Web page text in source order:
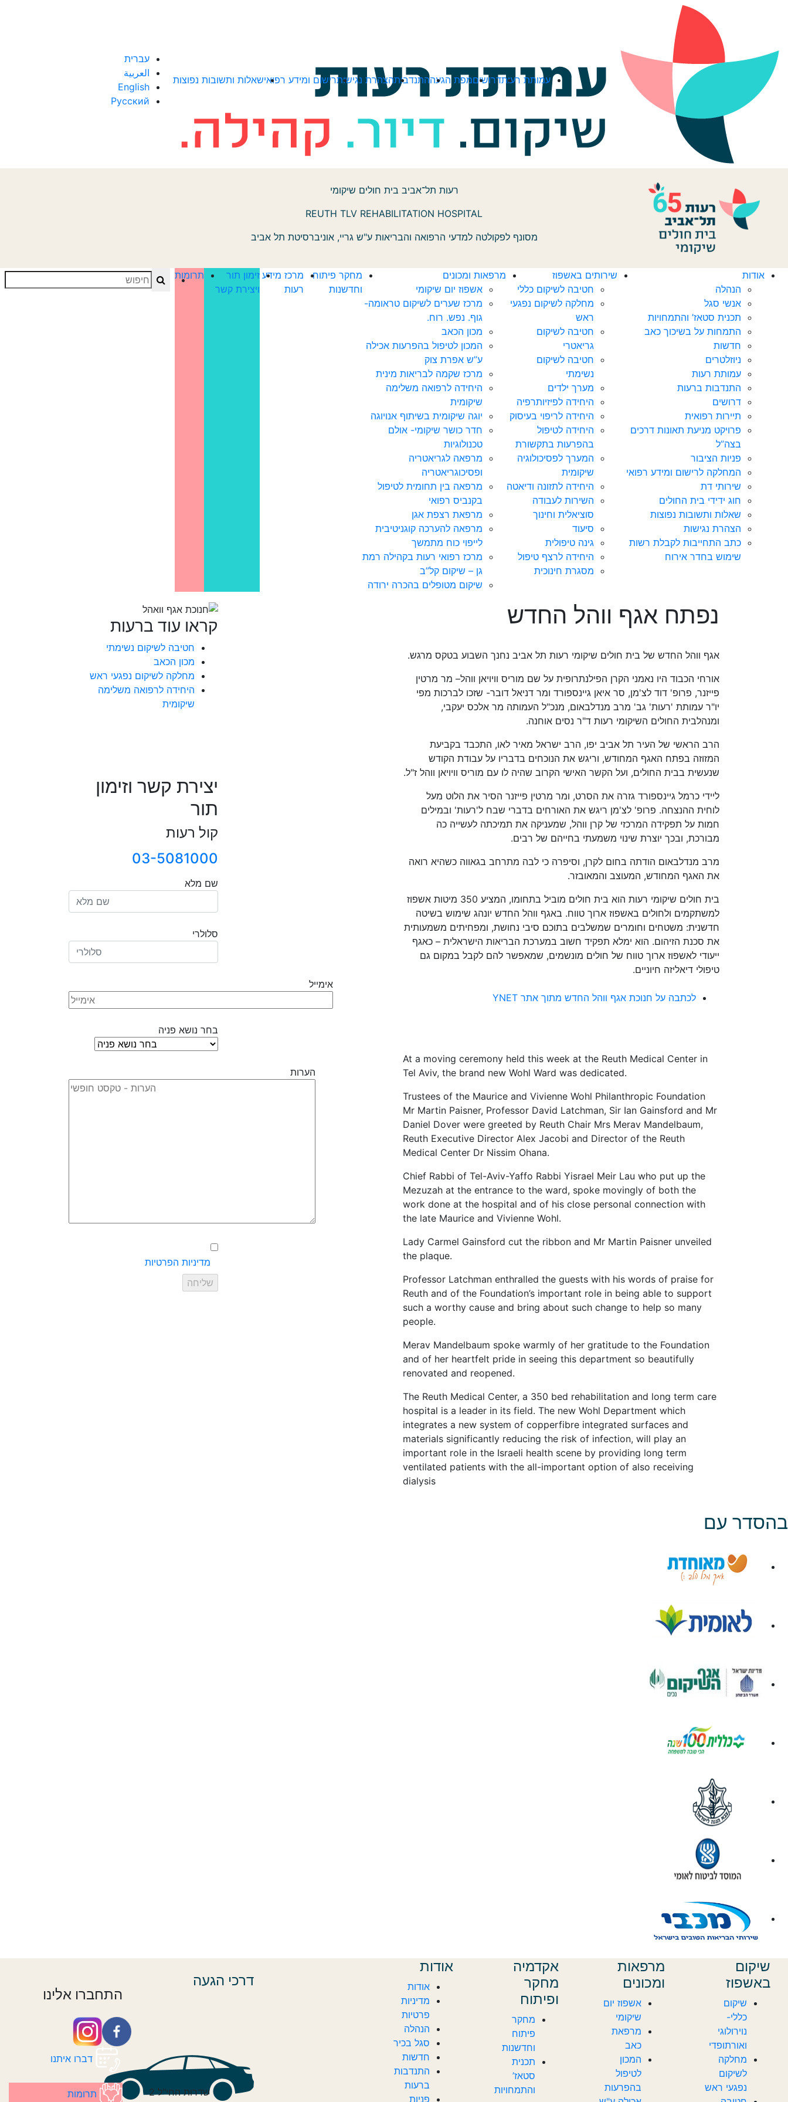
עמותת רעותדרושיםמפת הגעההתנדבותהצהרת נגישותרישום ומידע רפואישאלות ותשובות נפוצות
עברית
العربية
English
Русский
רעות תל־אביב בית חולים שיקומי
REUTH TLV REHABILITATION HOSPITAL
מסונף לפקולטה למדעי הרפואה והבריאות ע"ש גריי, אוניברסיטת תל אביב
אודות
הנהלה
אנשי סגל
תכנית סטאז’ והתמחויות
התמחות על בשיכוך כאב
חדשות‎‎
ניוזלטרים
עמותת רעות
התנדבות ברעות
דרושים
תיירות רפואית
פרויקט מניעת תאונות דרכים
בצה”ל
פניות הציבור
המחלקה לרישום ומידע רפואי
שירותי דת
חוג ידידי בית החולים
שאלות ותשובות נפוצות
הצהרת נגישות
כתב התחייבות לקבלת רשות
שימוש בחדר אירוח
שירותים באשפוז
חטיבה לשיקום כללי
מחלקה לשיקום נפגעי
ראש
חטיבה לשיקום
גריאטרי
חטיבה לשיקום
נשימתי
מערך ילדים
היחידה לפיזיותרפיה
היחידה לריפוי בעיסוק
היחידה לטיפול
בהפרעות בתקשורת
המערך לפסיכולוגיה
שיקומית
היחידה לתזונה ודיאטה
השירות לעבודה
סוציאלית וחינוך
סיעוד
גינה טיפולית
היחידה לרצף טיפול
מסגרת חינוכית
מרפאות ומכונים
אשפוז יום שיקומי
מרכז שערים לשיקום טראומה-
גוף. נפש. רוח.
מכון הכאב
המכון לטיפול בהפרעות אכילה
ע”ש אפרת צוק
מרכז שקמה לבריאות מינית
היחידה לרפואה משלימה
שיקומית
יוגה שיקומית בשיתוף אנויוגה
חדר כושר שיקומי- אולם
טכנולוגיות
מרפאה לגריאטריה
ופסיכוגריאטריה
מרפאה בין תחומית לטיפול
בקנביס רפואי
מרפאת רצפת אגן
מרפאה להערכה קוגניטיבית
לייפוי כוח מתמשך
מרכז רפואי רעות בקהילה רמת
גן – שיקום קל”ב
שיקום מטופלים בהכרה ירודה
מחקר פיתוח
וחדשנות
מרכז מידע
רעות
זימון תור
ויצירת קשר
תרומות Search
נפתח אגף ווהל החדש
אגף ווהל החדש של בית חולים שיקומי רעות תל אביב נחנך השבוע בטקס מרגש.
אורחי הכבוד היו נאמני הקרן הפילנתרופית על שם מוריס וויויאן ווהל– מר מרטין
פייזנר, פרופ' דוד לצ'מן, סר איאן גיינספורד ומר דניאל דובר- שזכו לברכות מפי
יו"ר עמותת 'רעות' גב' מרב מנדלבאום, מנכ"ל העמותה מר אלכס יעקבי,
ומנהלבית החולים השיקומי רעות ד"ר נסים אוחנה.
הרב הראשי של העיר תל אביב יפו, הרב ישראל מאיר לאו, התכבד בקביעת
המזוזה בפתח האגף המחודש, וריגש את הנוכחים בדבריו על עבודת הקודש
שנעשית בבית החולים, ועל הקשר האישי הקרוב שהיה לו עם מוריס וויויאן ווהל ז"ל.
ליידי כרמל גיינספורד גזרה את הסרט, ומר מרטין פייזנר הסיר את הלוט מעל
לוחית ההנצחה. פרופ' לצ'מן ריגש את האורחים בדברי שבח ל'רעות' ובמילים
חמות על תפקידה המרכזי של קרן ווהל, שמעניקה את תמיכתה לעשייה כה
מבורכת, ובכך יוצרת שינוי משמעתי בחייהם של רבים.
מרב מנדלבאום הודתה בחום לקרן, וסיפרה כי לבה מתרחב בגאווה כשהיא רואה
את האגף המחודש, המעוצב והמאובזר.
בית חולים שיקומי רעות הוא בית חולים מוביל בתחומו, המציע 350 מיטות אשפוז
למשתקמים ולחולים באשפוז ארוך טווח. באגף ווהל החדש יונהג שימוש בשיטה
חדשנית: משטחים וחומרים שמשלבים בתוכם סיבי נחושת, ומפחיתים משמעותית
את סכנת הזיהום. הוא ימלא תפקיד חשוב במערכת הבריאות הישראלית – כאגף
ייעודי לאשפוז ארוך טווח של חולים מונשמים, שמאפשר להם לקבל במקום גם
טיפולי דיאליזה חיוניים.
לכתבה על חנוכת אגף ווהל החדש מתוך אתר YNET
At a moving ceremony held this week at the Reuth Medical Center in
Tel Aviv, the brand new Wohl Ward was dedicated.
Trustees of the Maurice and Vivienne Wohl Philanthropic Foundation
Mr Martin Paisner, Professor David Latchman, Sir Ian Gainsford and Mr
Daniel Dover were greeted by Reuth Chair Mrs Merav Mandelbaum,
Reuth Executive Director Alex Jacobi and Director of the Reuth
Medical Center Dr Nissim Ohana.
Chief Rabbi of Tel-Aviv-Yaffo Rabbi Yisrael Meir Lau who put up the
Mezuzah at the entrance to the ward, spoke movingly of both the
work done at the hospital and of his close personal connection with
the late Maurice and Vivienne Wohl.
Lady Carmel Gainsford cut the ribbon and Mr Martin Paisner unveiled
the plaque.
Professor Latchman enthralled the guests with his words of praise for
Reuth and of the Foundation’s important role in being able to support
such a worthy cause and bring about such change to help so many
people.
Merav Mandelbaum spoke warmly of her gratitude to the Foundation
and of her heartfelt pride in seeing this department so beautifully
renovated and reopened.
The Reuth Medical Center, a 350 bed rehabilitation and long term care
hospital is a leader in its field. The new Wohl Department which
integrates a new system of copperfibre integrated surfaces and
materials significantly reducing the risk of infection, will play an
important role in the Israeli health scene by providing long term
ventilated patients with the all-important option of also receiving
dialysis
קראו עוד ברעות
חטיבה לשיקום נשימתי
מכון הכאב
מחלקה לשיקום נפגעי ראש
היחידה לרפואה משלימה
שיקומית
יצירת קשר וזימון
תור
קול רעות
03-5081000
שם מלא
סלולרי
אימייל
בחר נושא פניה
הערות
מדיניות הפרטיות
בהסדר עם
שיקום
באשפוז
שיקום
כללי-
נוירולוגי
ואורתופדי
מחלקה
לשיקום
נפגעי ראש
מרפאות
ומכונים
אשפוז יום
שיקומי
מרפאת
כאב
המכון
לטיפול
בהפרעות
אקדמיה
מחקר
ופיתוח
מחקר
פיתוח
וחדשנות
תכנית
סטאז’
והתמחויות
אודות
אודות
מדיניות
פרטיות
הנהלה
סגל בכיר
חדשות‎‎
התנדבות
ברעות
פניות
דרכי הגעה
שדרות החי"ל 2
התחברו אלינו
דברו איתנו
תרומות